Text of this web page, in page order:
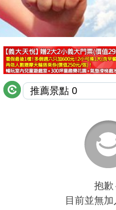
商家合作
推薦景點
討論區
聯絡我們
抱歉
目前並無